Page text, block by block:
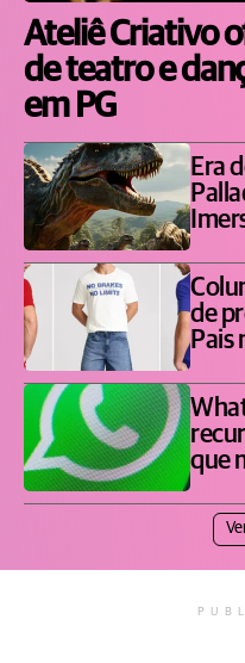
Ateliê Criativo
de teatro e
em PG
Era
de
Pais
que